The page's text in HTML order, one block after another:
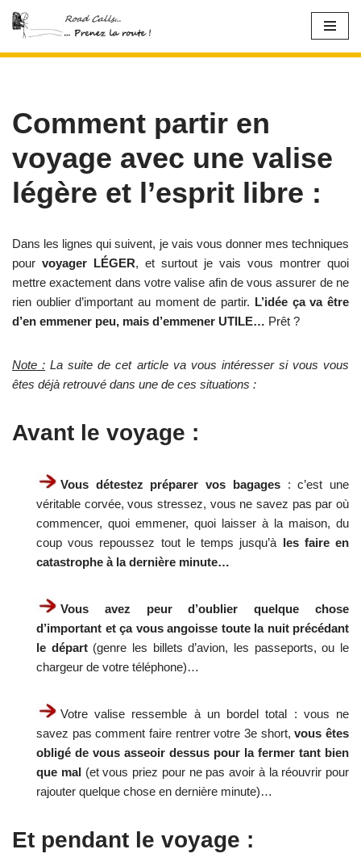
Aller
Comment partir en
voyage avec une valise
légère et l’esprit libre :
Dans les lignes qui suivent, je vais vous donner mes techniques
pour voyager LÉGER, et surtout je vais vous montrer quoi
mettre exactement dans votre valise afin de vous assurer de ne
rien oublier d’important au moment de partir. L’idée ça va être
d’en emmener peu, mais d’emmener UTILE… Prêt ?
Note : La suite de cet article va vous intéresser si vous vous
êtes déjà retrouvé dans une de ces situations :
Avant le voyage :
Vous détestez préparer vos bagages: c’est une
véritable corvée, vous stressez, vous ne savez pas par où
commencer, quoi emmener, quoi laisser à la maison, du
coup vous repoussez tout le temps jusqu’à les faire en
catastrophe à la dernière minute…
Vous avez peur d’oublier quelque chose
d’important et ça vous angoisse toute la nuit précédant
le départ(genre les billets d’avion, les passeports, ou le
chargeur de votre téléphone)…
Votre valise ressemble à un bordel total : vous ne
savez pas comment faire rentrer votre 3e short,vous êtes
obligé de vous asseoir dessus pour la fermer tant bien
que mal(et vous priez pour ne pas avoir à la réouvrir pour
rajouter quelque chose en dernière minute)…
Et pendant le voyage :